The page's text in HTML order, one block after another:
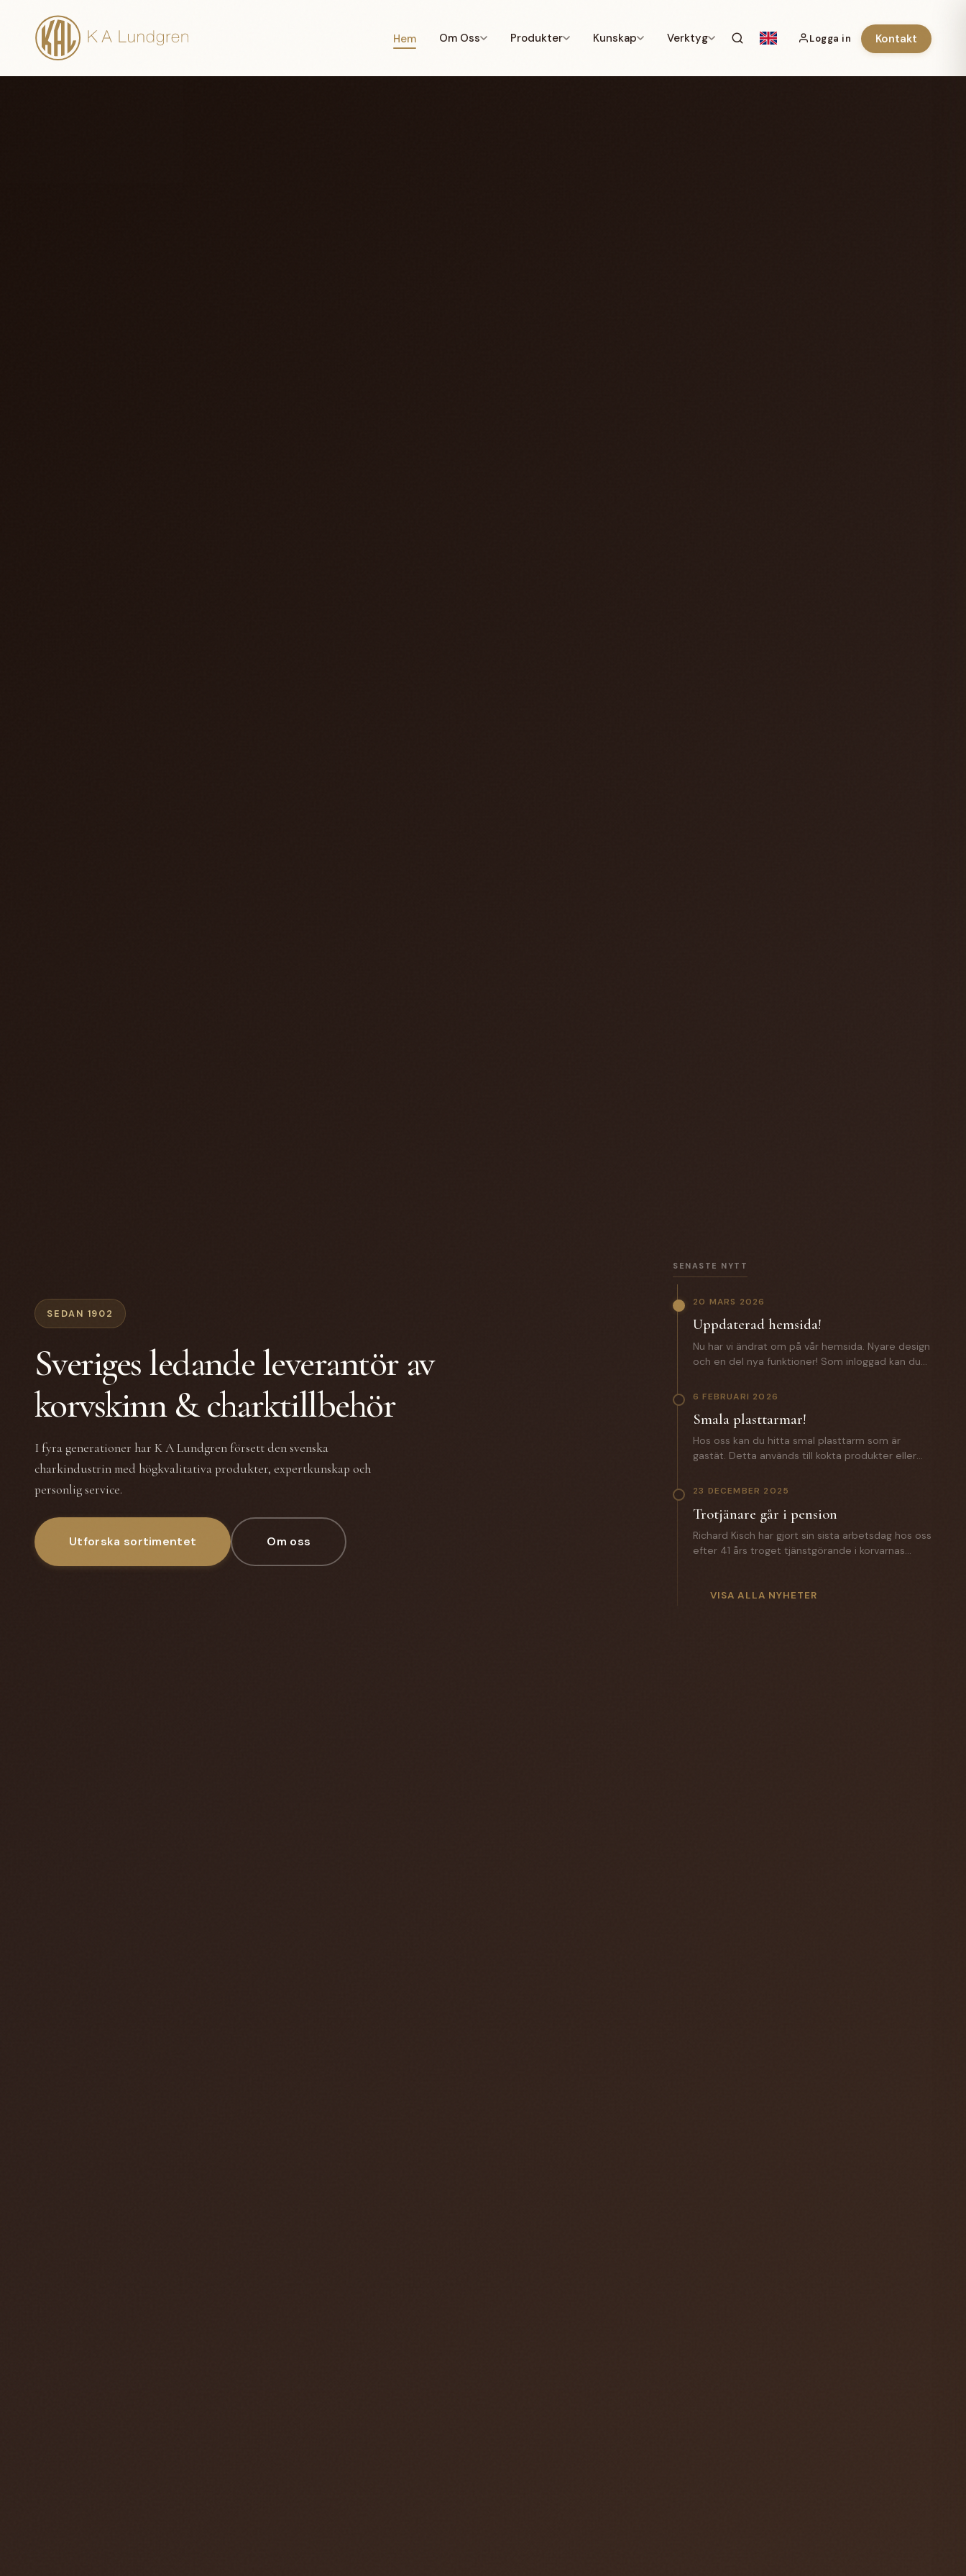
Hem Om Oss Produkter Kunskap Verktyg Logga in Kontakt
SEDAN 1902
Sveriges ledande leverantör av
korvskinn & charktillbehör
I fyra generationer har K A Lundgren försett den svenska
charkindustrin med högkvalitativa produkter, expertkunskap och
personlig service.
Utforska sortimentet Om oss
SENASTE NYTT
20 MARS 2026
Uppdaterad hemsida!
Nu har vi ändrat om på vår hemsida. Nyare design
och en del nya funktioner! Som inloggad kan du
komma åt: - Certifikat och specifikationer. -
En zip fil med samtliga certifikat och
produktspecifikationer. Saknar du
inloggningsuppgifter? Hör av dig till oss!
6 FEBRUARI 2026
Smala plasttarmar!
Hos oss kan du hitta smal plasttarm som är
gastät. Detta används till kokta produkter eller
lättnad på slutprodukten. Till ett vegosortiment
oss för mer information.
23 DECEMBER 2025
Trotjänare går i pension
Richard Kisch har gjort sin sista arbetsdag hos oss
efter 41 års troget tjänstgörande i korvarnas
torsdags gick Anette Hellman i pension efter 12 år
VISA ALLA NYHETER